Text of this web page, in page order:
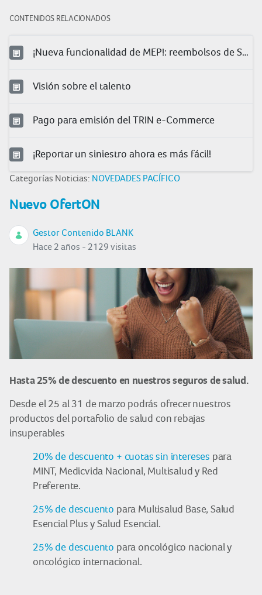
CONTENIDOS RELACIONADOS
¡Nueva funcionalidad de MEP!: reembolsos de Salud
Visión sobre el talento
Pago para emisión del TRIN e-Commerce
¡Reportar un siniestro ahora es más fácil!
Categorías Noticias: NOVEDADES PACÍFICO
Nuevo OfertON
Gestor Contenido BLANK
Hace 2 años - 2129 visitas
Hasta 25% de descuento en nuestros seguros de salud.
Desde el 25 al 31 de marzo podrás ofrecer nuestros
productos del portafolio de salud con rebajas
insuperables
20% de descuento + cuotas sin intereses para
MINT, Medicvida Nacional, Multisalud y Red
Preferente.
25% de descuento para Multisalud Base, Salud
Esencial Plus y Salud Esencial.
25% de descuento para oncológico nacional y
oncológico internacional.